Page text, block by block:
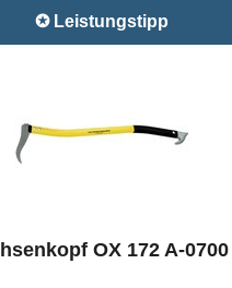
✪ Leistungstipp
OX 172 A-0700